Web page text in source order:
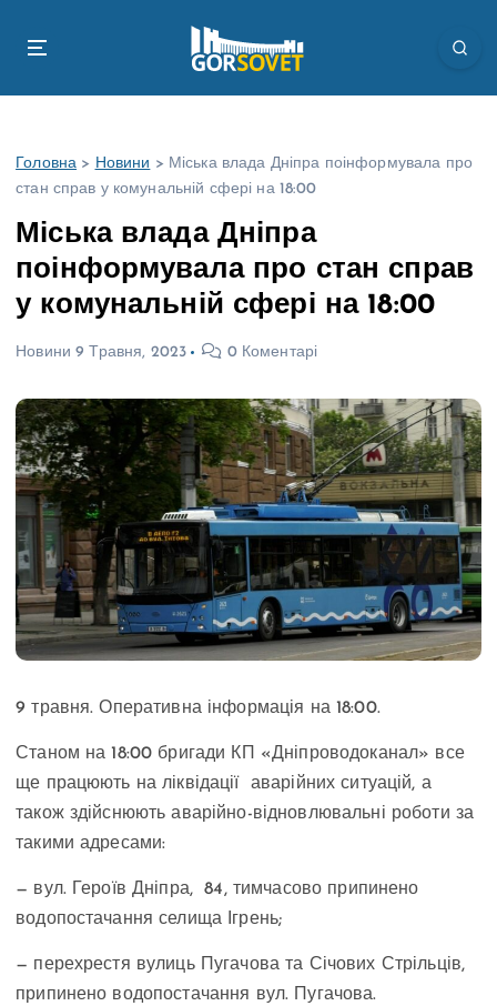
Головна > Новини > Міська влада Дніпра поінформувала про
стан справ у комунальній сфері на 18:00
Міська влада Дніпра
поінформувала про стан справ
у комунальній сфері на 18:00
Новини 9 Травня, 2023 0 Коментарі
9 травня. Оперативна інформація на 18:00.
Станом на 18:00 бригади КП «Дніпроводоканал» все
ще працюють на ліквідації аварійних ситуацій, а
також здійснюють аварійно-відновлювальні роботи за
такими адресами:
— вул. Героїв Дніпра, 84, тимчасово припинено
водопостачання селища Ігрень;
— перехрестя вулиць Пугачова та Січових Стрільців,
припинено водопостачання вул. Пугачова.